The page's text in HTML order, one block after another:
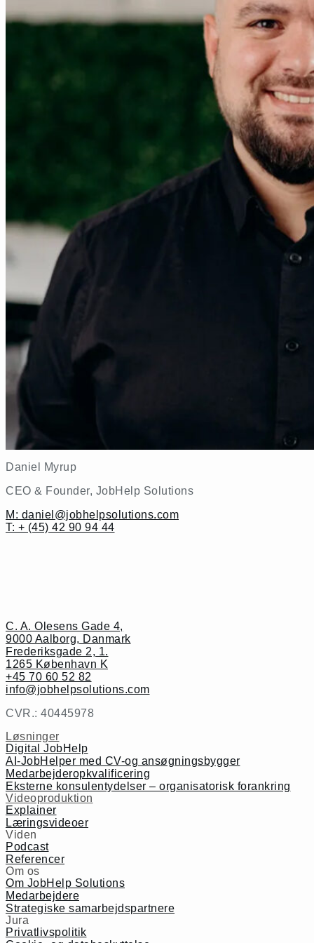
Daniel Myrup
CEO & Founder, JobHelp Solutions
M: daniel@jobhelpsolutions.com
T: + (45) 42 90 94 44
C. A. Olesens Gade 4,
9000 Aalborg, Danmark
Frederiksgade 2, 1.
1265 København K
+45 70 60 52 82
info@jobhelpsolutions.com
CVR.: 40445978
Løsninger
Digital JobHelp
AI-JobHelper med CV-og ansøgningsbygger
Medarbejderopkvalificering
Eksterne konsulentydelser – organisatorisk forankring
Videoproduktion
Explainer
Læringsvideoer
Viden
Podcast
Referencer
Om os
Om JobHelp Solutions
Medarbejdere
Strategiske samarbejdspartnere
Jura
Privatlivspolitik